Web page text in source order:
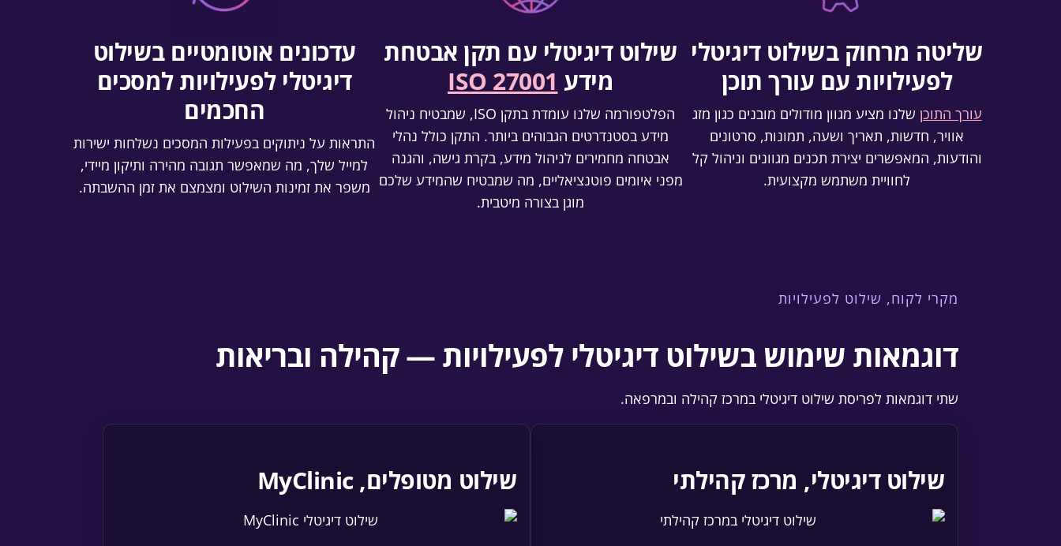
שליטה מרחוק בשילוט דיגיטלי
לפעילויות עם עורך תוכן
עורך התוכן שלנו מציע מגוון מודולים מובנים כגון מזג
אוויר, חדשות, תאריך ושעה, תמונות, סרטונים
והודעות, המאפשרים יצירת תכנים מגוונים וניהול קל
לחוויית משתמש מקצועית.
שילוט דיגיטלי עם תקן אבטחת
מידע ISO 27001
הפלטפורמה שלנו עומדת בתקן ISO, שמבטיח ניהול
מידע בסטנדרטים הגבוהים ביותר. התקן כולל נהלי
אבטחה מחמירים לניהול מידע, בקרת גישה, והגנה
מפני איומים פוטנציאליים, מה שמבטיח שהמידע שלכם
מוגן בצורה מיטבית.
עדכונים אוטומטיים בשילוט
דיגיטלי לפעילויות למסכים
החכמים
התראות על ניתוקים בפעילות המסכים נשלחות ישירות
למייל שלך, מה שמאפשר תגובה מהירה ותיקון מיידי,
משפר את זמינות השילוט ומצמצם את זמן ההשבתה.
מקרי לקוח, שילוט לפעילויות
דוגמאות שימוש בשילוט דיגיטלי לפעילויות — קהילה ובריאות
שתי דוגמאות לפריסת שילוט דיגיטלי במרכז קהילה ובמרפאה.
שילוט דיגיטלי, מרכז קהילתי שילוט מטופלים, MyClinic